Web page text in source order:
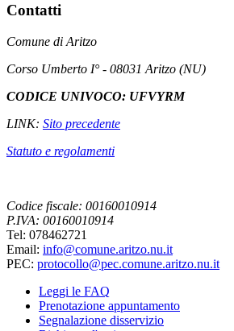
Contatti
Comune di Aritzo
Corso Umberto I° - 08031 Aritzo (NU)
CODICE UNIVOCO: UFVYRM
LINK: Sito precedente
Statuto e regolamenti
Codice fiscale: 00160010914
P.IVA: 00160010914
Tel: 078462721
Email: info@comune.aritzo.nu.it
PEC: protocollo@pec.comune.aritzo.nu.it
Leggi le FAQ
Prenotazione appuntamento
Segnalazione disservizio